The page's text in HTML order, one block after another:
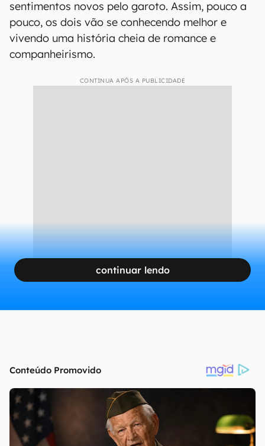
sentimentos novos pelo garoto. Assim, pouco a
pouco, os dois vão se conhecendo melhor e
vivendo uma história cheia de romance e
companheirismo.
CONTINUA APÓS A PUBLICIDADE
continuar lendo